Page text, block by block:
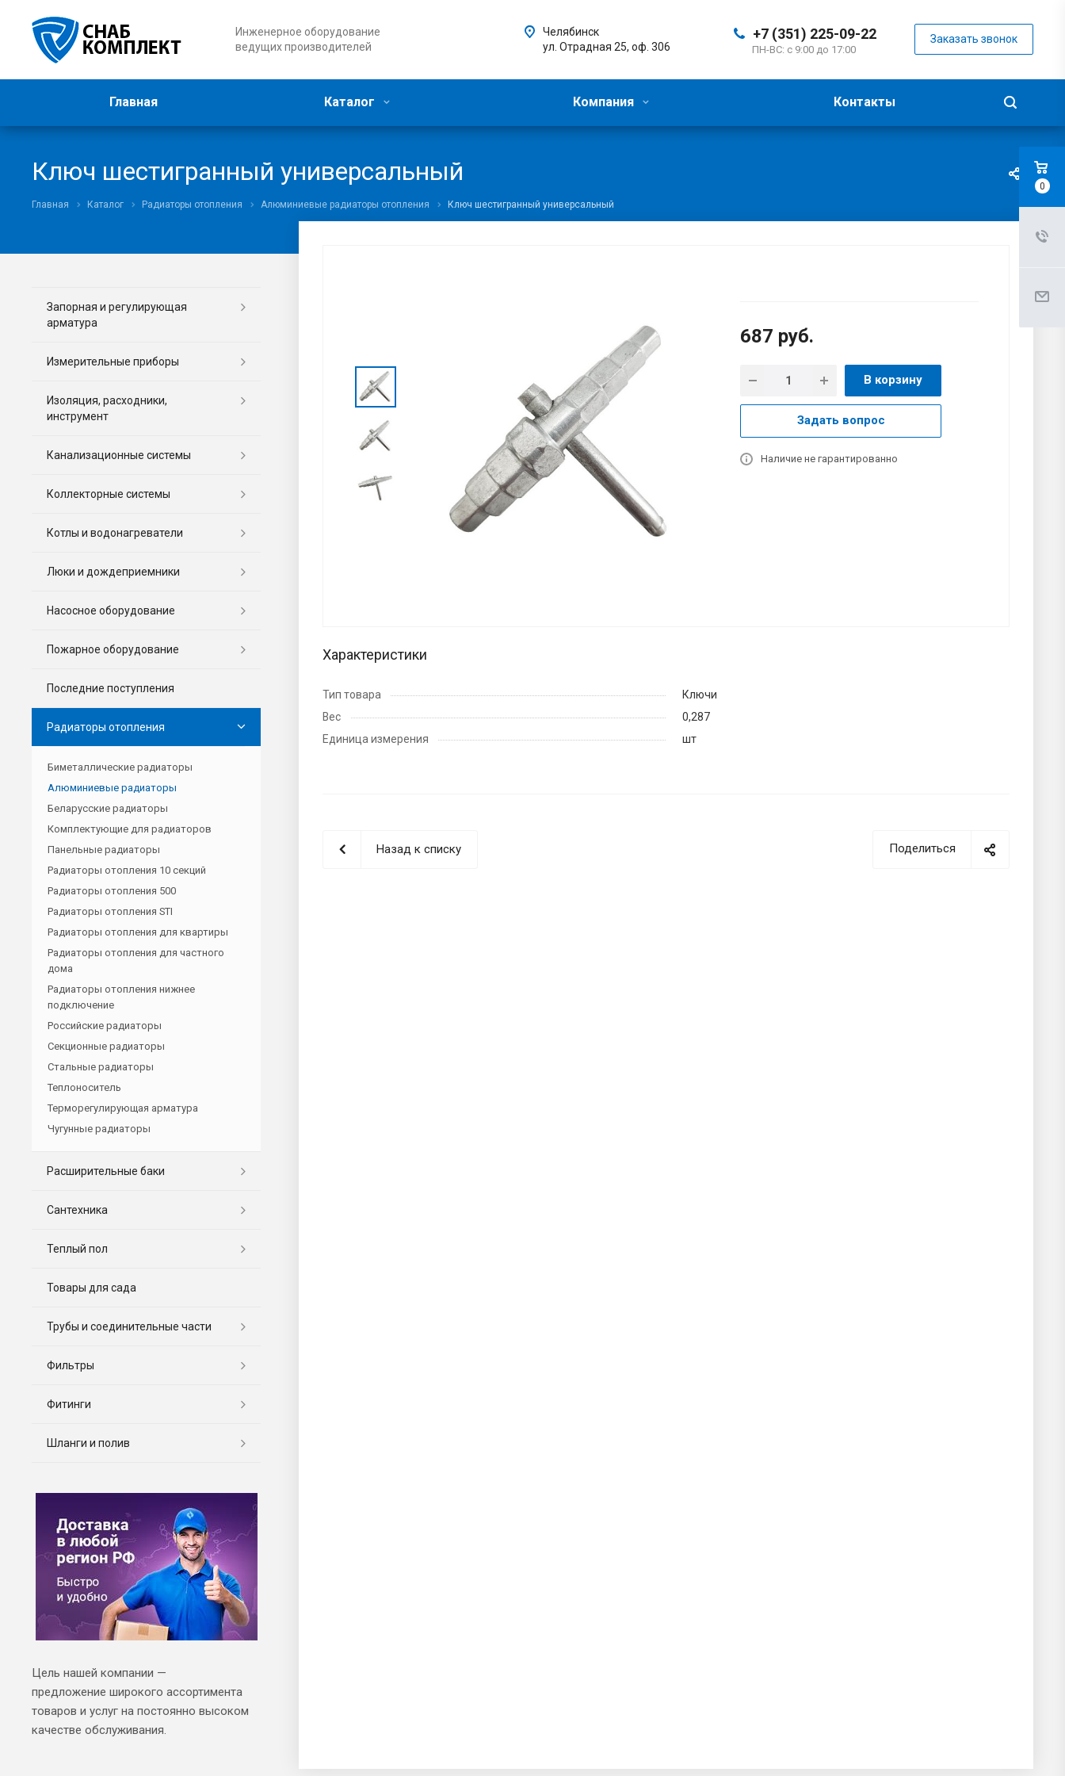
Инженерное оборудование
ведущих производителей
+7 (351) 225-09-22
ПН-ВС: с 9:00 до 17:00
Заказать звонок
Челябинск
ул. Отрадная 25, оф. 306
Главная Каталог Компания Контакты
Ключ шестигранный универсальный
Главная Каталог Радиаторы отопления Алюминиевые радиаторы отопления Ключ шестигранный универсальный
687 руб.
В корзину
Задать вопрос
Наличие не гарантированно
Характеристики
Тип товара
Ключи
Вес
0,287
Единица измерения
шт
Поделиться
Назад к списку
Запорная и регулирующая
арматура
Измерительные приборы
Изоляция, расходники,
инструмент
Канализационные системы
Коллекторные системы
Котлы и водонагреватели
Люки и дождеприемники
Насосное оборудование
Пожарное оборудование
Последние поступления
Радиаторы отопления
Биметаллические радиаторы
Алюминиевые радиаторы
Беларусские радиаторы
Комплектующие для радиаторов
Панельные радиаторы
Радиаторы отопления 10 секций
Радиаторы отопления 500
Радиаторы отопления STI
Радиаторы отопления для квартиры
Радиаторы отопления для частного
дома
Радиаторы отопления нижнее
подключение
Российские радиаторы
Секционные радиаторы
Стальные радиаторы
Теплоноситель
Терморегулирующая арматура
Чугунные радиаторы
Расширительные баки
Сантехника
Теплый пол
Товары для сада
Трубы и соединительные части
Фильтры
Фитинги
Шланги и полив
Цель нашей компании —
предложение широкого ассортимента
товаров и услуг на постоянно высоком
качестве обслуживания.
0